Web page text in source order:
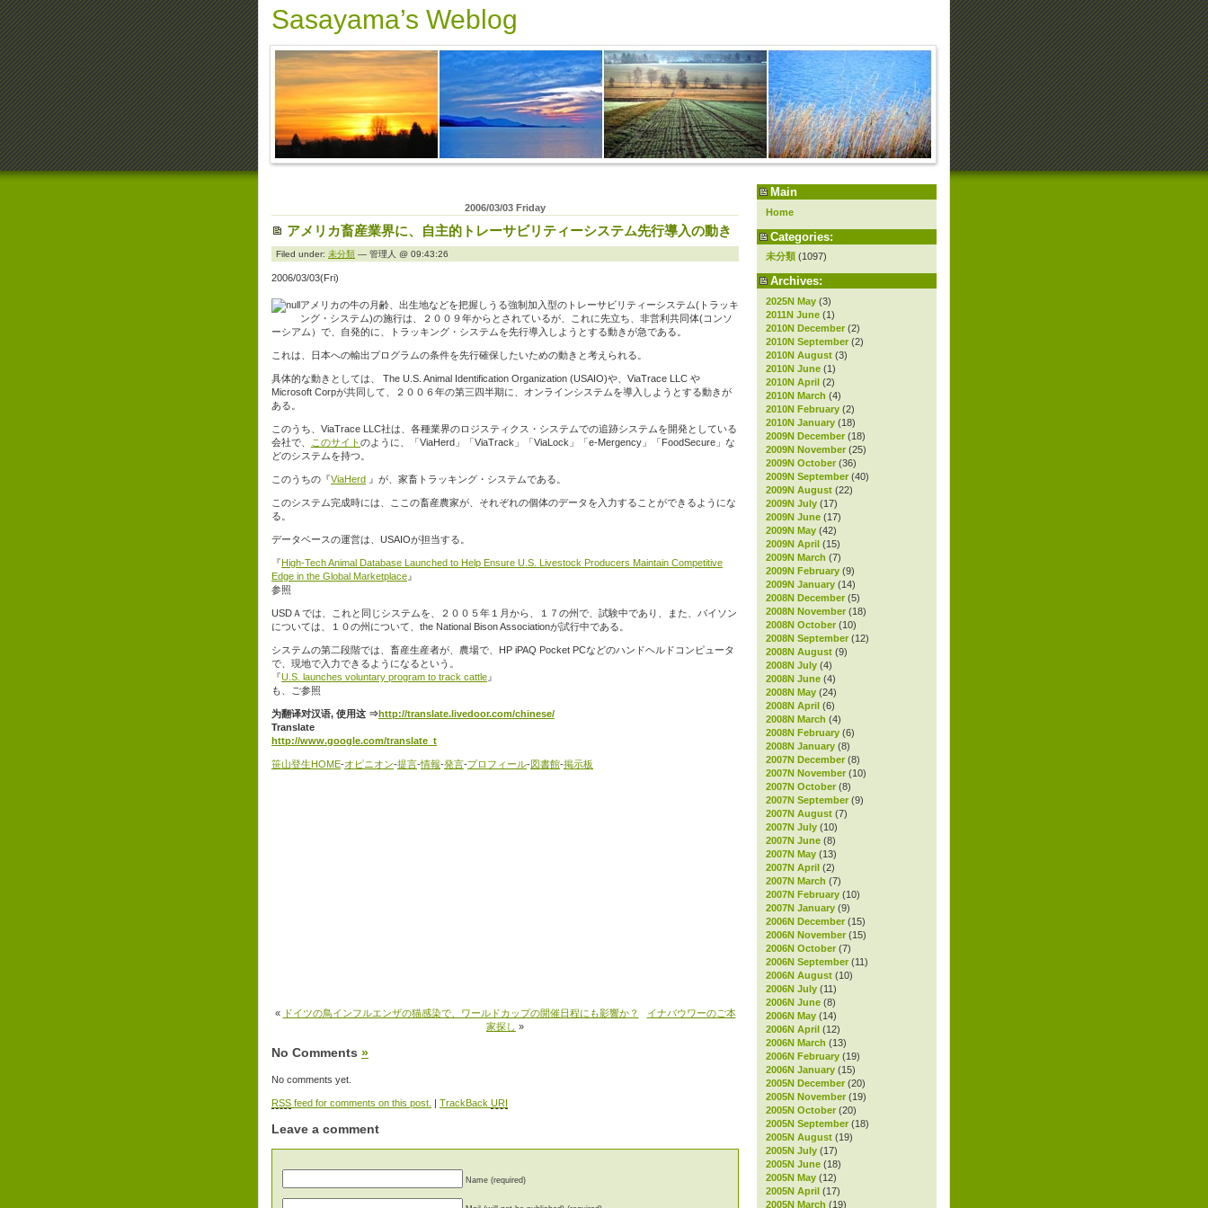
Sasayama’s Weblog
Main
Home
Categories:
未分類 (1097)
Archives:
2025N May (3)
2011N June (1)
2010N December (2)
2010N September (2)
2010N August (3)
2010N June (1)
2010N April (2)
2010N March (4)
2010N February (2)
2010N January (18)
2009N December (18)
2009N November (25)
2009N October (36)
2009N September (40)
2009N August (22)
2009N July (17)
2009N June (17)
2009N May (42)
2009N April (15)
2009N March (7)
2009N February (9)
2009N January (14)
2008N December (5)
2008N November (18)
2008N October (10)
2008N September (12)
2008N August (9)
2008N July (4)
2008N June (4)
2008N May (24)
2008N April (6)
2008N March (4)
2008N February (6)
2008N January (8)
2007N December (8)
2007N November (10)
2007N October (8)
2007N September (9)
2007N August (7)
2007N July (10)
2007N June (8)
2007N May (13)
2007N April (2)
2007N March (7)
2007N February (10)
2007N January (9)
2006N December (15)
2006N November (15)
2006N October (7)
2006N September (11)
2006N August (10)
2006N July (11)
2006N June (8)
2006N May (14)
2006N April (12)
2006N March (13)
2006N February (19)
2006N January (15)
2005N December (20)
2005N November (19)
2005N October (20)
2005N September (18)
2005N August (19)
2005N July (17)
2005N June (18)
2005N May (12)
2005N April (17)
2005N March (19)
2006/03/03 Friday
アメリカ畜産業界に、自主的トレーサビリティーシステム先行導入の動き
Filed under: 未分類 — 管理人 @ 09:43:26
2006/03/03(Fri)
アメリカの牛の月齢、出生地などを把握しうる強制加入型のトレーサビリティーシステム(トラッキ
ング・システム)の施行は、２００９年からとされているが、これに先立ち、非営利共同体(コンソ
ーシアム）で、自発的に、トラッキング・システムを先行導入しようとする動きが急である。
これは、日本への輸出プログラムの条件を先行確保したいための動きと考えられる。
具体的な動きとしては、 The U.S. Animal Identification Organization (USAIO)や、ViaTrace LLC や
Microsoft Corpが共同して、２００６年の第三四半期に、オンラインシステムを導入しようとする動きが
ある。
このうち、ViaTrace LLC社は、各種業界のロジスティクス・システムでの追跡システムを開発としている
会社で、
このサイトのように、「ViaHerd」「ViaTrack」「ViaLock」「e-Mergency」「FoodSecure」な
どのシステムを持つ。
このうちの『ViaHerd 』が、家畜トラッキング・システムである。
このシステム完成時には、ここの畜産農家が、それぞれの個体のデータを入力することができるようにな
る。
データベースの運営は、USAIOが担当する。
『High-Tech Animal Database Launched to Help Ensure U.S. Livestock Producers Maintain Competitive
Edge in the Global Marketplace 』
参照
USDＡでは、これと同じシステムを、２００５年１月から、１７の州で、試験中であり、また、バイソン
については、１０の州について、the National Bison Associationが試行中である。
システムの第二段階では、畜産生産者が、農場で、HP iPAQ Pocket PCなどのハンドヘルドコンピュータ
で、現地で入力できるようになるという。
『U.S. launches voluntary program to track cattle 』
も、ご参照
为翻译对汉语, 使用这 ⇒http://translate.livedoor.com/chinese/
Translate
http://www.google.com/translate_t
笹山登生HOME-オピニオン-提言-情報-発言-プロフィール-図書館-掲示板
« ドイツの鳥インフルエンザの猫感染で、ワールドカップの開催日程にも影響か？
イナバウワーのご本
家探し »
No Comments »
No comments yet.
RSS feed for comments on this post. | TrackBack URI
Leave a comment
Name (required)